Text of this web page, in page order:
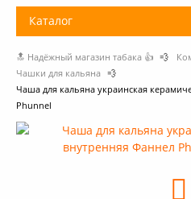
Доставка и оплата
Обзоры табака Fresh Track
Каталог
Табак для кальяна
Уголь для кальяна
Кальяны
Комплектующие для
🔝 Надёжный магазин табака 👍 💨
Чашки для кальяна 💨
Чаша для кальяна украинская
Phunnel